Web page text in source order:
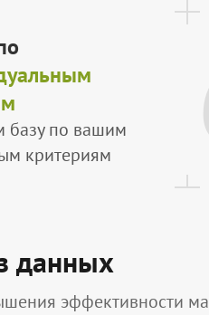
базу по вашим
критериям
данных
эффективности